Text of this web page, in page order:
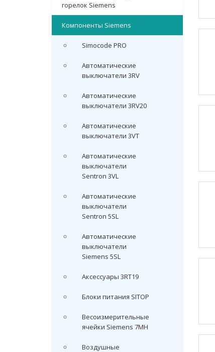
горелок Siemens
Компоненты Siemens
Simocode PRO
Автоматические
выключатели 3RV
Автоматические
выключатели 3RV20
Автоматические
выключатели 3VT
Автоматические
выключатели
Sentron 3VL
Автоматические
выключатели
Sentron 5SL
Автоматические
выключатели
Siemens 5SL
Аксессуары 3RT19
Блоки питания SITOP
Весоизмерительные
ячейки Siemens 7MH
Воздушные